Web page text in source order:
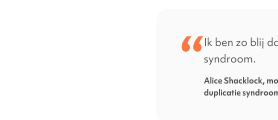
Ik ben zo blij
syndroom.
Alice Shacklock,
duplicatie